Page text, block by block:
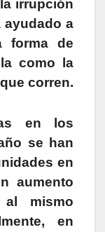
irrupción
ayudado a
forma de
como la
corren.
en los
se han
en
aumento
mismo
en